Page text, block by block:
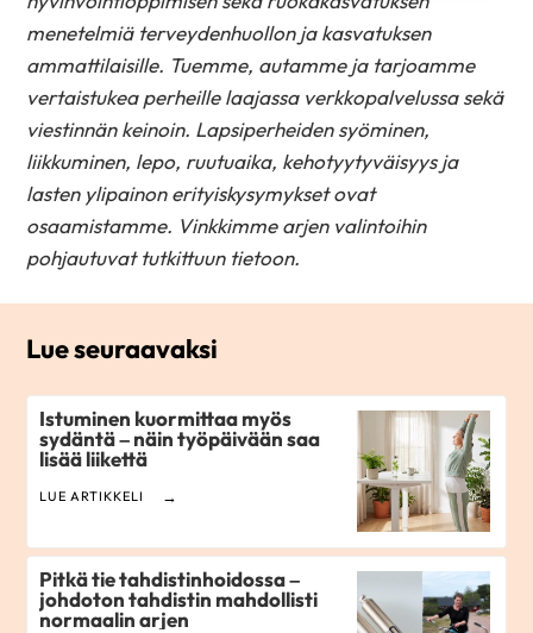
menetelmiä terveydenhuollon ja kasvatuksen
ammattilaisille. Tuemme, autamme ja tarjoamme
vertaistukea perheille laajassa verkkopalvelussa sekä
viestinnän keinoin. Lapsiperheiden syöminen,
liikkuminen, lepo, ruutuaika, kehotyytyväisyys ja
lasten ylipainon erityiskysymykset ovat
osaamistamme. Vinkkimme arjen valintoihin
pohjautuvat tutkittuun tietoon.
Lue seuraavaksi
Istuminen kuormittaa myös
sydäntä – näin työpäivään saa
lisää liikettä
LUE ARTIKKELI
Pitkä tie tahdistinhoidossa –
johdoton tahdistin mahdollisti
normaalin arjen